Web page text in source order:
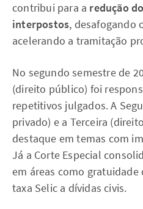
contribui para a redução
interpostos, desafogando
acelerando a tramitação
No segundo semestre de
(direito público) foi
repetitivos julgados. A
privado) e a Terceira
destaque em temas com
Já a Corte Especial
em áreas como gratuidade
taxa Selic a dívidas civis.